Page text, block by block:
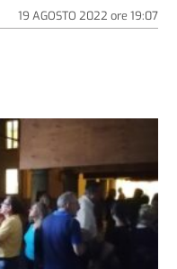
19 AGOSTO 2022 ore 19:07